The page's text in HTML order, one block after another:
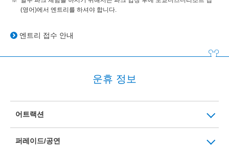
(영어)에서 엔트리를 하셔야 합니다.
엔트리 접수 안내
운휴 정보
어트랙션
퍼레이드/공연